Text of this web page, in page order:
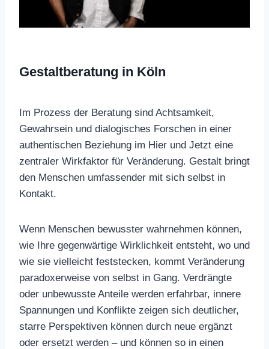
Gestaltberatung in Köln
Im Prozess der Beratung sind Achtsamkeit,
Gewahrsein und dialogisches Forschen in einer
authentischen Beziehung im Hier und Jetzt eine
zentraler Wirkfaktor für Veränderung. Gestalt bringt
den Menschen umfassender mit sich selbst in
Kontakt.
Wenn Menschen bewusster wahrnehmen können,
wie Ihre gegenwärtige Wirklichkeit entsteht, wo und
wie sie vielleicht feststecken, kommt Veränderung
paradoxerweise von selbst in Gang. Verdrängte
oder unbewusste Anteile werden erfahrbar, innere
Spannungen und Konflikte zeigen sich deutlicher,
starre Perspektiven können durch neue ergänzt
oder ersetzt werden – und können so in einen